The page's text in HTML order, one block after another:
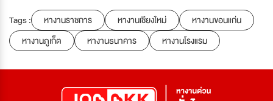
Tags : หางานราชการ หางานเชียงใหม่
หางานขอนแก่น
หางานภูเก็ต
หางานธนาคาร หางานโรงแรม